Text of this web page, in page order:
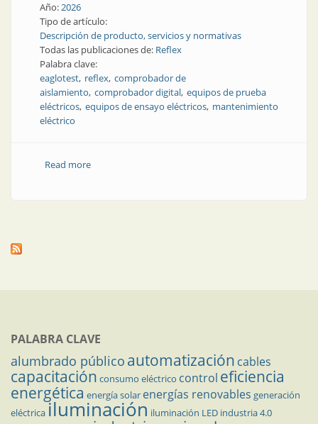
Año:2026
Tipo de artículo:
Descripción de producto, servicios y normativas
Todas las publicaciones de: Reflex
Palabra clave:
eaglotest reflex comprobador de
aislamiento comprobador digital equipos de prueba
eléctricos equipos de ensayo eléctricos mantenimiento
eléctrico
Read moreabout Aislamiento en alta tensión: nuevos equipos
PALABRA CLAVE
alumbrado público automatización cables
capacitación consumo eléctrico control eficiencia
energética energía solar energías renovables generación
eléctricailuminación iluminación LED industria 4.0